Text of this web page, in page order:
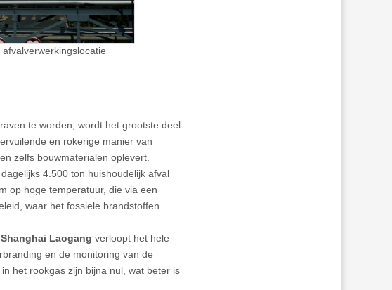
te worden, wordt het grootste deel
en rokerige manier van
zelfs bouwmaterialen oplevert.
4.500 ton huishoudelijk afval
op hoge temperatuur, die via een
waar het fossiele brandstoffen
Shanghai Laogang verloopt het hele
en de monitoring van de
het rookgas zijn bijna nul, wat beter is